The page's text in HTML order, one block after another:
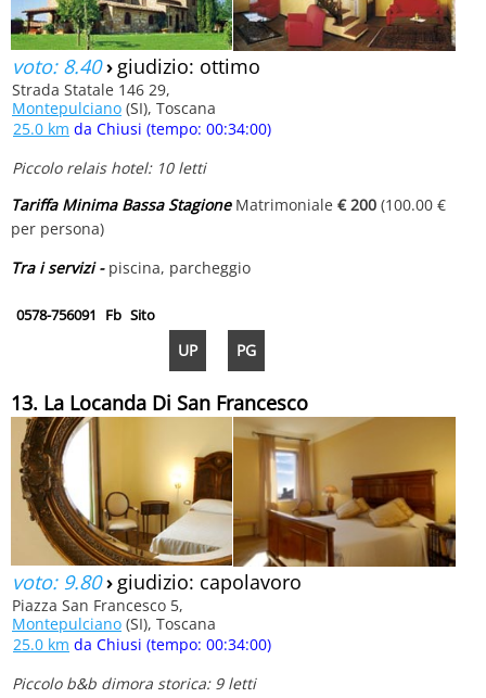
UP PG
voto: 8.40› giudizio: ottimo
Strada Statale 146 29,
Montepulciano (SI), Toscana
25.0 km da Chiusi (tempo: 00:34:00)
Piccolo relais hotel: 10 letti
Tariffa Minima Bassa StagioneMatrimoniale € 200 (100.00 €
per persona)
Tra i servizi - piscina, parcheggio
0578-756091 Fb Sito
13. La Locanda Di San Francesco
voto: 9.80› giudizio: capolavoro
Piazza San Francesco 5,
Montepulciano (SI), Toscana
25.0 km da Chiusi (tempo: 00:34:00)
Piccolo b&b dimora storica: 9 letti